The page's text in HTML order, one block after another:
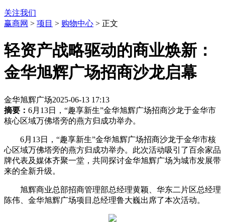
关注我们
赢商网 > 项目 > 购物中心 > 正文
轻资产战略驱动的商业焕新：
金华旭辉广场招商沙龙启幕
金华旭辉广场2025-06-13 17:13
摘要： 6月13日，“趣享新生”金华旭辉广场招商沙龙于金华市
核心区域万佛塔旁的燕方归成功举办。
6月13日，“趣享新生”金华旭辉广场招商沙龙于金华市核
心区域万佛塔旁的燕方归成功举办。此次活动吸引了百余家品
牌代表及媒体齐聚一堂，共同探讨金华旭辉广场为城市发展带
来的全新升级。
旭辉商业总部招商管理部总经理黄颖、华东二片区总经理
陈伟、金华旭辉广场项目总经理鲁大巍出席了本次活动。